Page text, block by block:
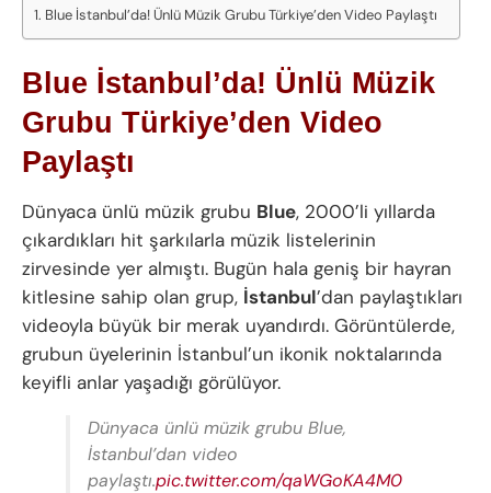
Blue İstanbul’da! Ünlü Müzik Grubu Türkiye’den Video Paylaştı
Blue İstanbul’da! Ünlü Müzik
Grubu Türkiye’den Video
Paylaştı
Dünyaca ünlü müzik grubu Blue, 2000’li yıllarda
çıkardıkları hit şarkılarla müzik listelerinin
zirvesinde yer almıştı. Bugün hala geniş bir hayran
kitlesine sahip olan grup, İstanbul’dan paylaştıkları
videoyla büyük bir merak uyandırdı. Görüntülerde,
grubun üyelerinin İstanbul’un ikonik noktalarında
keyifli anlar yaşadığı görülüyor.
Dünyaca ünlü müzik grubu Blue,
İstanbul’dan video
paylaştı.pic.twitter.com/qaWGoKA4M0